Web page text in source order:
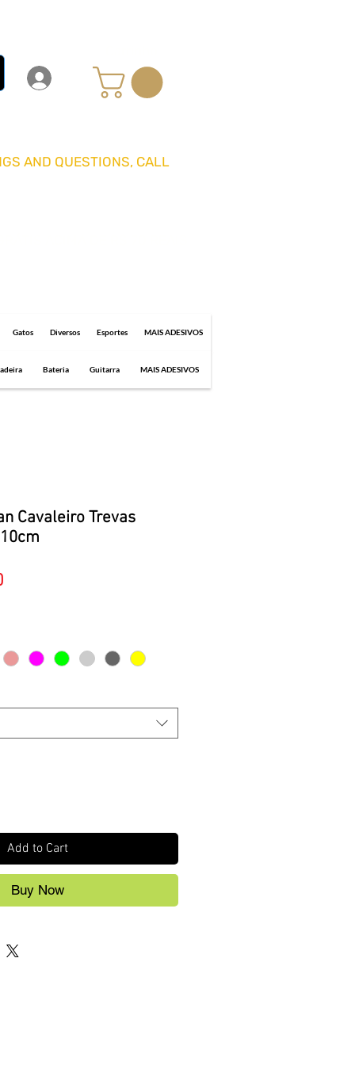
AND QUESTIONS, CALL
Gatos Diversos Esportes MAIS ADESIVOS
Bateria Guitarra MAIS ADESIVOS
Cavaleiro Trevas
Add to Cart
Buy Now